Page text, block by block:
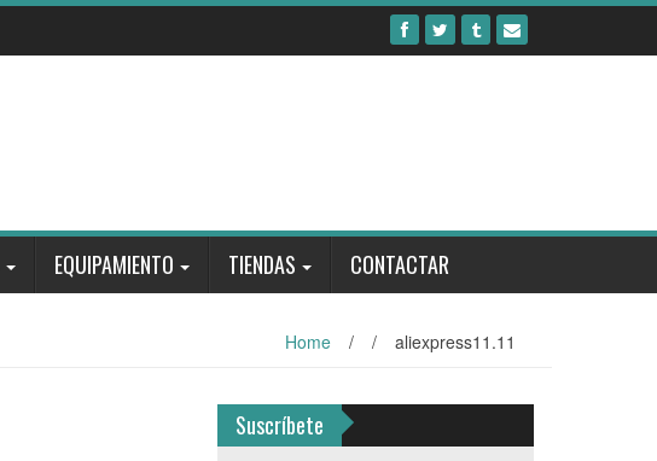
EQUIPAMIENTO TIENDAS CONTACTAR
Home / / aliexpress11.11
Suscríbete